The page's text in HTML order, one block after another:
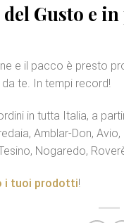
del Gusto e
e il pacco è presto
te. In tempi record!
in tutta Italia, a
Amblar-Don,
Nogaredo,
i tuoi prodotti!